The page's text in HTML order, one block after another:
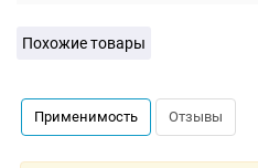
Похожие товары
Применимость Отзывы